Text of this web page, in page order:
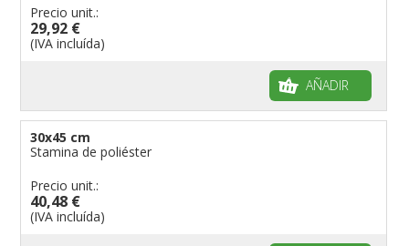
Precio unit.:
29,92 €
(IVA incluída)
AÑADIR
30x45 cm
Stamina de poliéster
Precio unit.:
40,48 €
(IVA incluída)